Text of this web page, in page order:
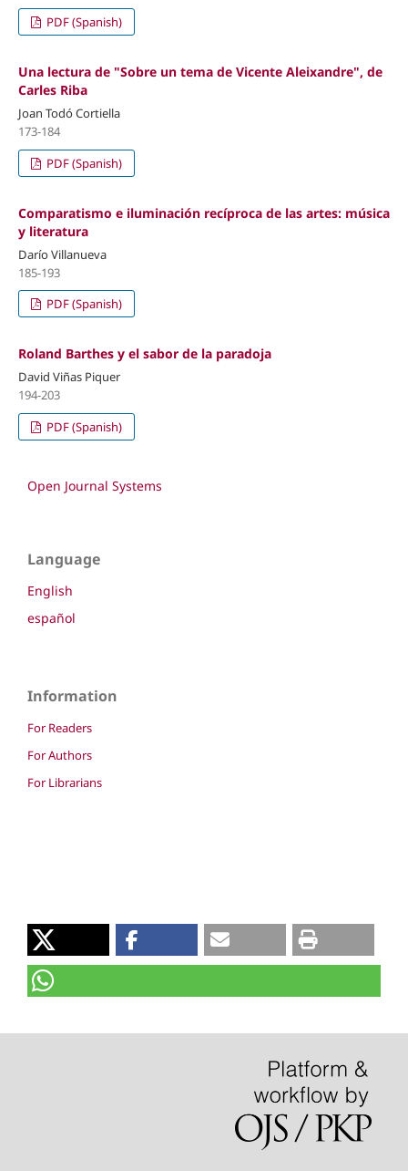
PDF (Spanish)
Una lectura de "Sobre un tema de Vicente Aleixandre", de
Carles Riba
Joan Todó Cortiella
173-184
PDF (Spanish)
Comparatismo e iluminación recíproca de las artes: música
y literatura
Darío Villanueva
185-193
PDF (Spanish)
Roland Barthes y el sabor de la paradoja
David Viñas Piquer
194-203
PDF (Spanish)
Open Journal Systems
Language
English
español
Information
For Readers
For Authors
For Librarians